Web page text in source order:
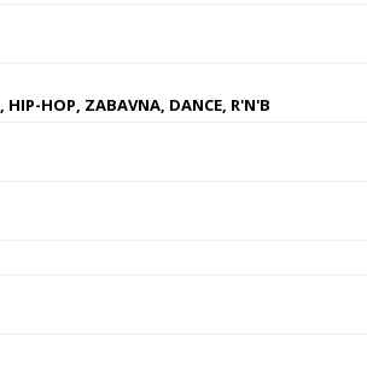
HIP-HOP, ZABAVNA, DANCE, R'N'B